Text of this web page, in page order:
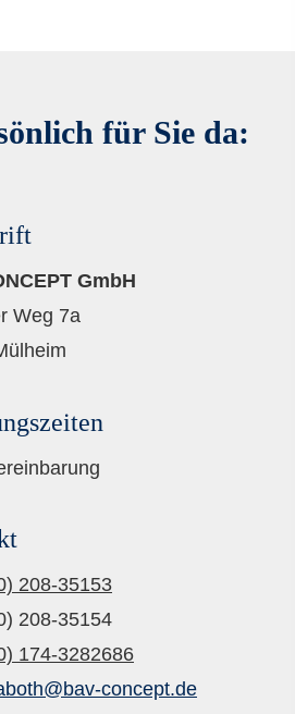
für Sie da:
GmbH
Weg 7a
208-35153
208-35154
174-3282686
concept.de